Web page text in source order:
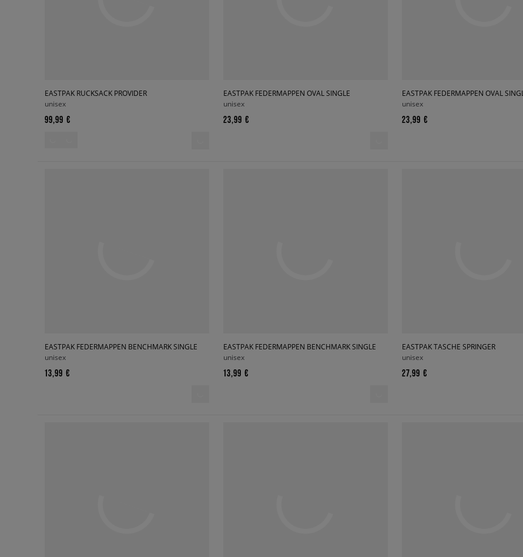
EASTPAK RUCKSACK PROVIDER
unisex
99,99 €
EASTPAK FEDERMAPPEN OVAL SINGLE
unisex
23,99 €
EASTPAK FEDERMAPPEN OVAL
unisex
23,99 €
EASTPAK FEDERMAPPEN BENCHMARK SINGLE
unisex
13,99 €
EASTPAK FEDERMAPPEN BENCHMARK SINGLE
unisex
13,99 €
EASTPAK TASCHE SPRINGER
unisex
27,99 €